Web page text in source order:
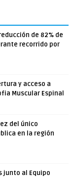
de 82% de
recorrido por
y acceso a
Muscular Espinal
del único
en la región
junto al Equipo